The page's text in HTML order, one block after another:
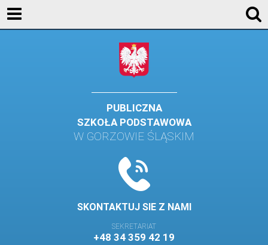
PUBLICZNA
SZKOŁA PODSTAWOWA
W GORZOWIE ŚLĄSKIM
SKONTAKTUJ SIE Z NAMI
SEKRETARIAT
+48 34 359 42 19